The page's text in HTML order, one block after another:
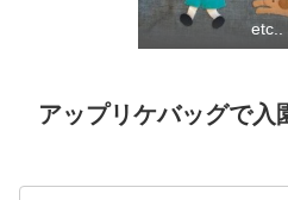
etc..
アップリケバッグで入